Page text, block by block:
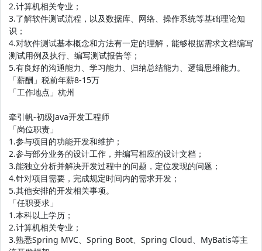
2.计算机相关专业；
3.了解软件测试流程，以及数据库、网络、操作系统等基础理论知
识；
4.对软件测试基本概念和方法有一定的理解，能够根据需求文档编写
测试用例及执行、编写测试报告等；
5.有良好的沟通能力、学习能力、归纳总结能力、逻辑思维能力。
「薪酬」税前年薪8-15万
「工作地点」杭州
牵引帆-初级Java开发工程师
「岗位职责」
1.参与项目的功能开发和维护；
2.参与部分业务的设计工作，并编写相应的设计文档；
3.能独立分析并解决开发过程中的问题，定位发现的问题；
4.针对项目需要，完成规定时间内的需求开发；
5.其他安排的开发相关事项。
「任职要求」
1.本科以上学历；
2.计算机相关专业；
3.熟悉Spring MVC、Spring Boot、Spring Cloud、MyBatis等主